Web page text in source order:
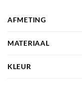
AFMETING
MATERIAAL
KLEUR